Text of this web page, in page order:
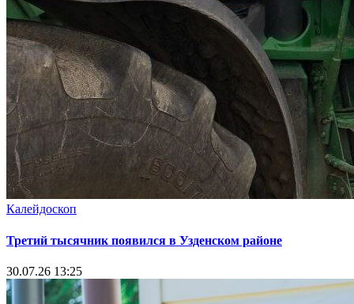
Калейдоскоп
Третий тысячник появился в Узденском районе
30.07.26 13:25